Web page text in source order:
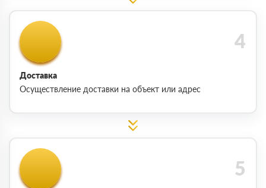
Доставка
Осуществление доставки на объект или адрес